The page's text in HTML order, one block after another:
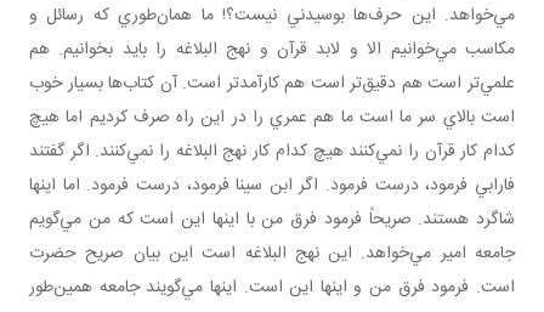
مي‌خواهد. اين حرف‌ها بوسيدني نيست؟! ما همان‌طوري که رسائل و
مکاسب مي‌خوانيم الا و لابد قرآن و نهج البلاغه را بايد بخوانيم. هم
علمي‌تر است هم دقيق‌تر است هم کارآمدتر است. آن کتاب‌ها بسيار خوب
است بالاي سر ما است ما هم عمري را در اين راه صرف کرديم اما هيچ
کدام کار قرآن را نمي‌کنند هيچ کدام کار نهج البلاغه را نمي‌کنند. اگر گفتند
فارابي فرمود، درست فرمود. اگر ابن سينا فرمود، درست فرمود. اما اينها
شاگرد هستند. صريحاً فرمود فرق من با اينها اين است که من مي‌گويم
جامعه امير مي‌خواهد. اين نهج البلاغه است اين بيان صريح حضرت
است. فرمود فرق من و اينها اين است. اينها مي‌گويند جامعه همين‌طور